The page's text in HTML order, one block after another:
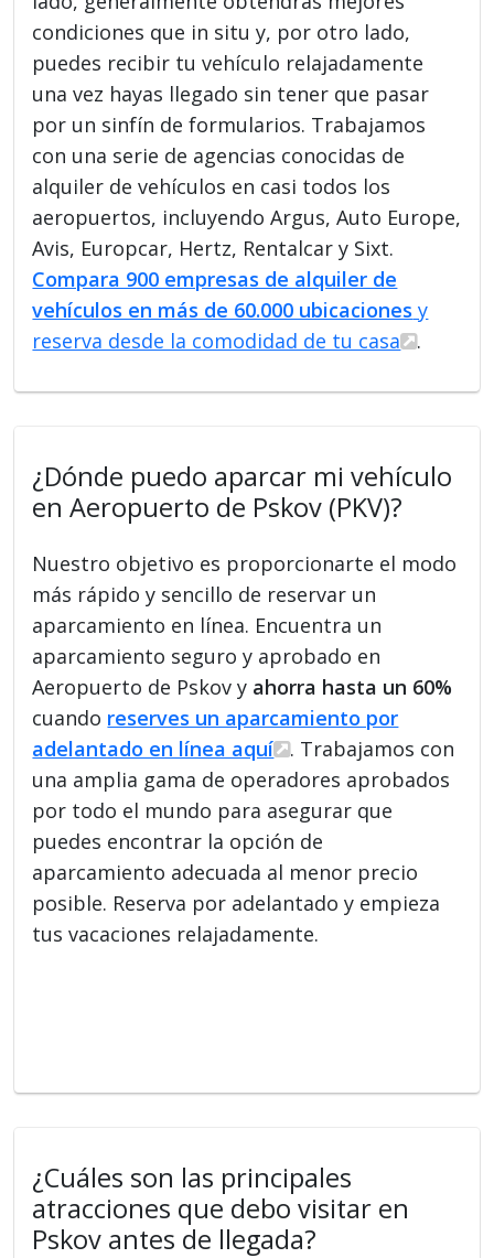
condiciones que in situ y, por otro lado,
puedes recibir tu vehículo relajadamente
una vez hayas llegado sin tener que pasar
por un sinfín de formularios. Trabajamos
con una serie de agencias conocidas de
alquiler de vehículos en casi todos los
aeropuertos, incluyendo Argus, Auto Europe,
Avis, Europcar, Hertz, Rentalcar y Sixt.
Compara 900 empresas de alquiler de
vehículos en más de 60.000 ubicaciones y
reserva desde la comodidad de tu casa
.
¿Dónde puedo aparcar mi vehículo
en Aeropuerto de Pskov (PKV)?
Nuestro objetivo es proporcionarte el modo
más rápido y sencillo de reservar un
aparcamiento en línea. Encuentra un
aparcamiento seguro y aprobado en
Aeropuerto de Pskov y ahorra hasta un 60%
cuando reserves un aparcamiento por
adelantado en línea aquí
. Trabajamos con
una amplia gama de operadores aprobados
por todo el mundo para asegurar que
puedes encontrar la opción de
aparcamiento adecuada al menor precio
posible. Reserva por adelantado y empieza
tus vacaciones relajadamente.
¿Cuáles son las principales
atracciones que debo visitar en
Pskov antes de llegada?